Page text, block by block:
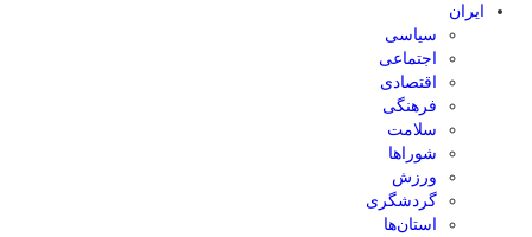
ایران
سیاسی
اجتماعی
اقتصادی
فرهنگی
سلامت
شوراها
ورزش
گردشگری
استان‌ها